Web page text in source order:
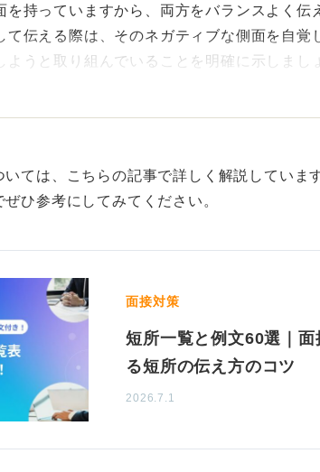
を持っていますから、両方をバランスよく伝
て伝える際は、そのネガティブな側面を自覚
ようと取り組んでいることを明確に示しまし
は意識して笑顔を作ったり、積極的にあいづ
掛けています」と伝えることで、自己認識の
な性格は長所としてとても重宝される場合も
ラブル発生時に慌てず対応できる強みであり
いた判断力、客観性などが高く評価されます。
性が特に活かせる業界として、銀行、証券な
いては、こちらの記事で詳しく解説していま
ひ参考にしてみてください。
面接対策
短所一覧と例文60選｜
る短所の伝え方のコツ
2026.7.1